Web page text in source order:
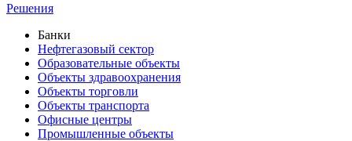
Решения
Банки
Нефтегазовый сектор
Образовательные объекты
Объекты здравоохранения
Объекты торговли
Объекты транспорта
Офисные центры
Промышленные объекты